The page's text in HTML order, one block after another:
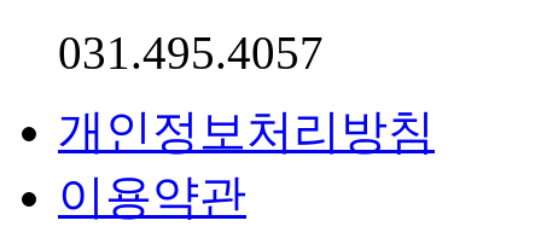
031.495.4057
개인정보처리방침
이용약관